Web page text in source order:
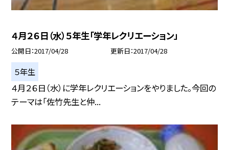
４月２６日（水）５年生「学年レクリエーション」
公開日 2017/04/28 更新日 2017/04/28
５年生
４月２６日（水）に学年レクリエーションをやりました。今回の
テーマは「佐竹先生と仲...